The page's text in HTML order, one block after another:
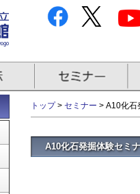
トップ> セミナー > A10化
A10化石発掘体験セミ